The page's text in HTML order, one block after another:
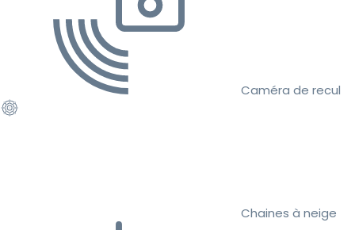
Caméra de recul
Chaines à neige